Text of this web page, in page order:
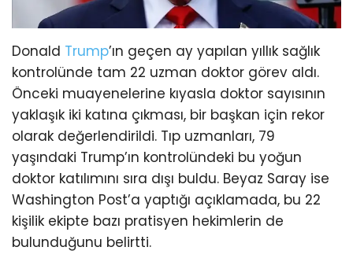
Donald Trump’ın geçen ay yapılan yıllık sağlık
kontrolünde tam 22 uzman doktor görev aldı.
Önceki muayenelerine kıyasla doktor sayısının
yaklaşık iki katına çıkması, bir başkan için rekor
olarak değerlendirildi. Tıp uzmanları, 79
yaşındaki Trump’ın kontrolündeki bu yoğun
doktor katılımını sıra dışı buldu. Beyaz Saray ise
Washington Post’a yaptığı açıklamada, bu 22
kişilik ekipte bazı pratisyen hekimlerin de
bulunduğunu belirtti.